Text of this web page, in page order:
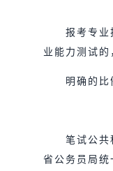
报考专业
业能力测试
明确的比
笔试公共
省公务员局统